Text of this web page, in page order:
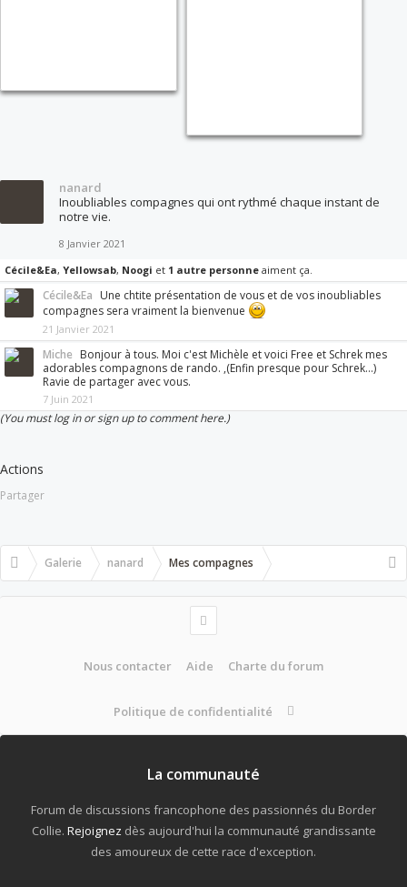
nanard
Inoubliables compagnes qui ont rythmé chaque instant de
notre vie.
8 Janvier 2021
Cécile&Ea, Yellowsab, Noogi et 1 autre personne aiment ça.
Cécile&Ea Une chtite présentation de vous et de vos inoubliables
compagnes sera vraiment la bienvenue
21 Janvier 2021
Miche Bonjour à tous. Moi c'est Michèle et voici Free et Schrek mes
adorables compagnons de rando. ,(Enfin presque pour Schrek...)
Ravie de partager avec vous.
7 Juin 2021
(You must log in or sign up to comment here.)
Actions
Partager
Galerie nanard Mes compagnes
Nous contacter Aide Charte du forum
Politique de confidentialité
La communauté
Forum de discussions francophone des passionnés du Border
Collie. Rejoignez dès aujourd'hui la communauté grandissante
des amoureux de cette race d'exception.